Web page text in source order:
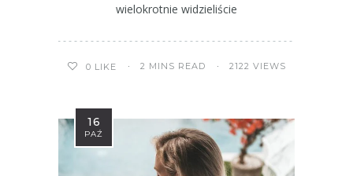
wielokrotnie widzieliście
0 LIKE 2 MINS READ 2122 VIEWS
16
PAŹ